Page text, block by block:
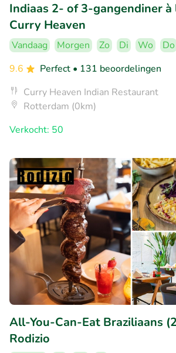
Indiaas 2- of 3-gangendiner à
Curry Heaven
Vandaag Morgen Zo Di Wo
Do
9.6
Perfect • 131 beoordelingen
Curry Heaven Indian Restaurant
Rotterdam (0km)
Verkocht: 50
All-You-Can-Eat Braziliaans
Rodizio